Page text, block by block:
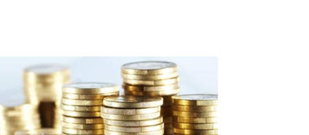
invertir
MÁS
con
tu Marca